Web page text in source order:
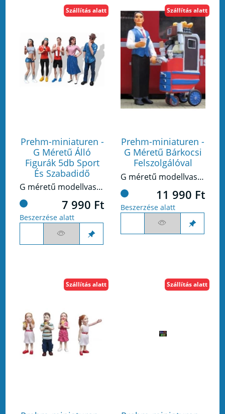
Prehm-miniaturen -
G Méretű Álló
Figurák 5db Sport
És Szabadidő
G méretű modellvasúthoz készült figura készlet.
Szállítás alatt
7 990 Ft
Beszerzése alatt
Prehm-miniaturen -
G Méretű Bárkocsi
Felszolgálóval
G méretű modellvasúthoz készült figura készlet.
Szállítás alatt
11 990 Ft
Beszerzése alatt
Szállítás alatt Szállítás alatt